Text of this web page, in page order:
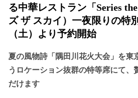
る中華レストラン「Series
ズ ザ スカイ）一夜限りの特
（土）より予約開始
夏の風物詩「隅田川花火大会」を東
うロケーション抜群の特等席にて、
だけます